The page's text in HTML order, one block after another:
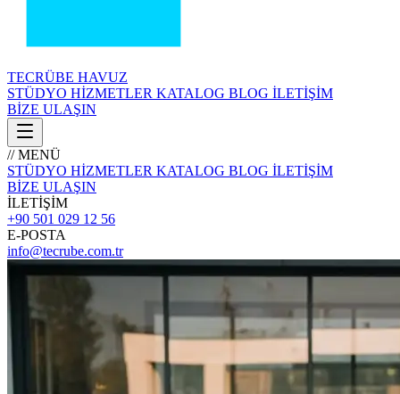
TECRÜBE HAVUZ
STÜDYO HİZMETLER KATALOG BLOG İLETİŞİM
BİZE ULAŞIN
// MENÜ
STÜDYO HİZMETLER KATALOG BLOG İLETİŞİM
BİZE ULAŞIN
İLETİŞİM
+90 501 029 12 56
E-POSTA
info@tecrube.com.tr